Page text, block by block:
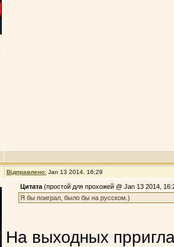
Відправлено: Jan 13 2014, 16:29
Цитата(простой для прохожей @ Jan 13 2014,
Я бы поиграл, было бы на русском.)
На выходных